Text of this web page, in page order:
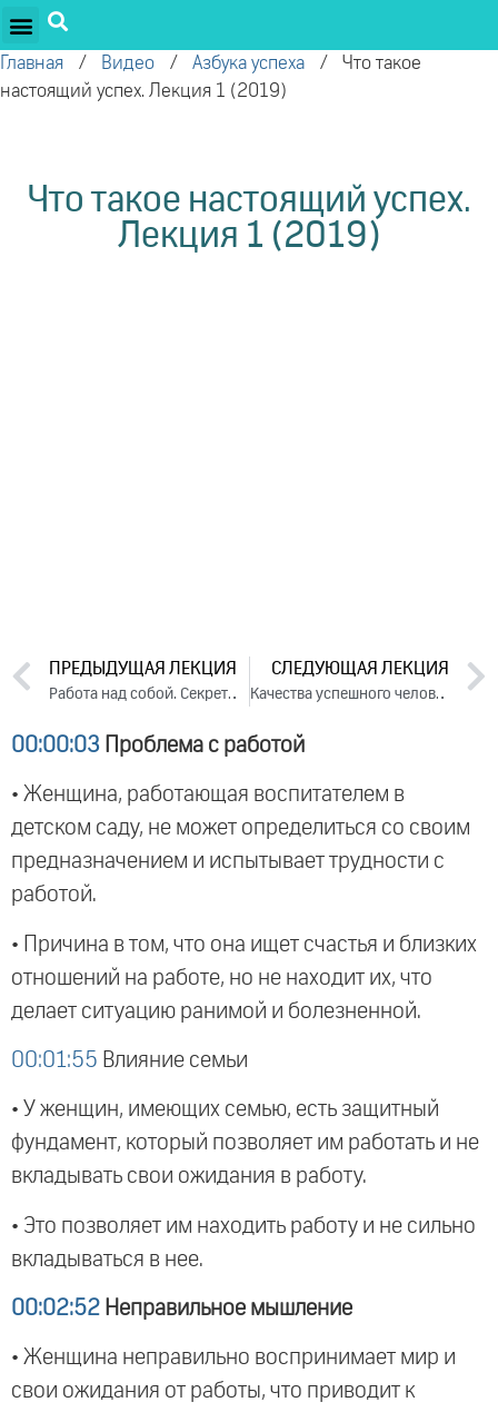
Главная / Видео / Азбука успеха / Что такое
настоящий успех. Лекция 1 (2019)
Что такое настоящий успех.
Лекция 1 (2019)
ПРЕДЫДУЩАЯ ЛЕКЦИЯ
Работа над собой. Секреты и методы. Лекция 3 (2019)
СЛЕДУЮЩАЯ ЛЕКЦИЯ
Качества успешного человека. Лекция 2 (2019)
00:00:03 Проблема с работой
• Женщина, работающая воспитателем в
детском саду, не может определиться со своим
предназначением и испытывает трудности с
работой.
• Причина в том, что она ищет счастья и близких
отношений на работе, но не находит их, что
делает ситуацию ранимой и болезненной.
00:01:55 Влияние семьи
• У женщин, имеющих семью, есть защитный
фундамент, который позволяет им работать и не
вкладывать свои ожидания в работу.
• Это позволяет им находить работу и не сильно
вкладываться в нее.
00:02:52 Неправильное мышление
• Женщина неправильно воспринимает мир и
свои ожидания от работы, что приводит к